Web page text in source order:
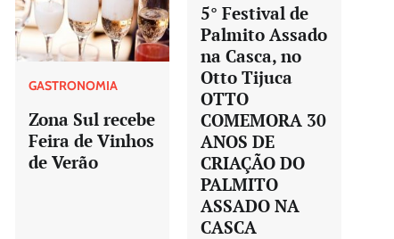
GASTRONOMIA
Zona Sul recebe
Feira de Vinhos
de Verão
5° Festival de
Palmito Assado
na Casca, no
Otto Tijuca
OTTO
COMEMORA 30
ANOS DE
CRIAÇÃO DO
PALMITO
ASSADO NA
CASCA